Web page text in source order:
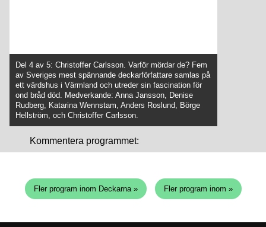
Del 4 av 5: Christoffer Carlsson. Varför mördar de? Fem
av Sveriges mest spännande deckarförfattare samlas på
ett värdshus i Värmland och utreder sin fascination för
ond bråd död. Medverkande: Anna Jansson, Denise
Rudberg, Katarina Wennstam, Anders Roslund, Börge
Hellström, och Christoffer Carlsson.
Kommentera programmet:
Fler program inom Deckarna » Fler program inom »